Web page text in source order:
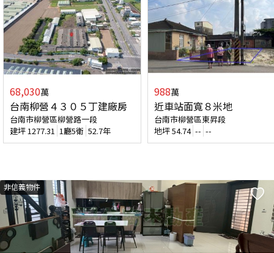
68,030萬
台南柳營４３０５丁建廠房
台南市柳營區柳營路一段
建坪1277.31 1廳5衛 52.7年
988萬
近車站面寬８米地
台南市柳營區東昇段
地坪54.74 -- --
非信義物件